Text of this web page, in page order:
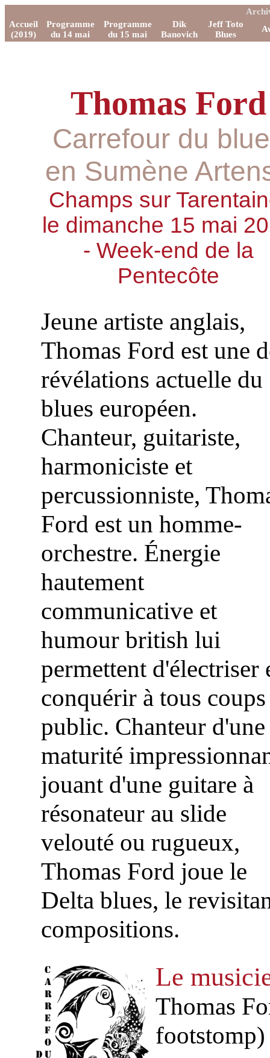
Accueil
(2019)
Programme
du 14 mai
Programme
du 15 mai
Dik
Banovich
Jeff Toto
Blues
Thomas Ford
Carrefour du
en Sumène
Champs sur
le dimanche 15 mai
- Week-end de la
Pentecôte
Jeune artiste anglais,
Thomas Ford est une
révélations actuelle du
blues européen.
Chanteur, guitariste,
harmoniciste et
percussionniste,
Ford est un homme-
orchestre. Énergie
hautement
communicative et
humour british lui
permettent d'électriser
conquérir à tous
public. Chanteur d'une
maturité
jouant d'une guitare à
résonateur au slide
velouté ou rugueux,
Thomas Ford joue le
Delta blues, le
compositions.
Le
Thomas
footstomp)